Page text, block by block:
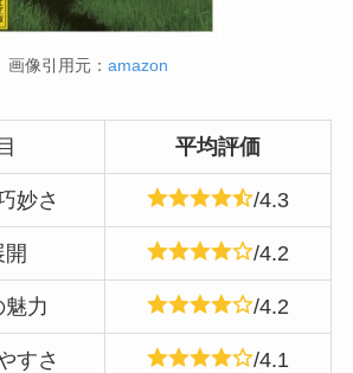
画像引用元： amazon
平均評価
妙さ /4.3
開 /4.2
力 /4.2
すさ /4.1